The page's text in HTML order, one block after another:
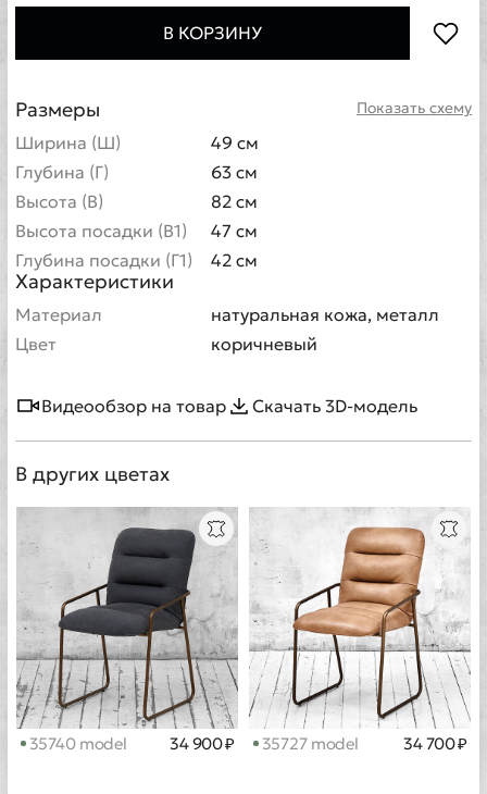
В КОРЗИНУ
Показать схему
Размеры
Ширина (Ш)
49 см
Глубина (Г)
63 см
Высота (В)
82 см
Высота посадки (В1)
47 см
Глубина посадки (Г1)
42 см
Характеристики
Материал
натуральная кожа, металл
Цвет
коричневый
Видеообзор на товар Скачать 3D-модель
В других цветах
35740 model 34 900 ₽ 35727 model 34 700 ₽